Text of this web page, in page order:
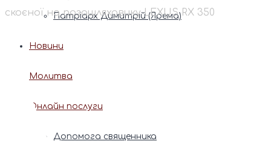
Патріарх Димитрій (Ярема)
Новини
Молитва
Онлайн послуги
Допомога священника
скоєної на позашляховику LEXUS RX 350